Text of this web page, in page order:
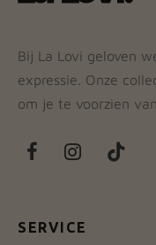
Bij La Lovi geloven
expressie. Onze
om je te voorzien
SERVICE